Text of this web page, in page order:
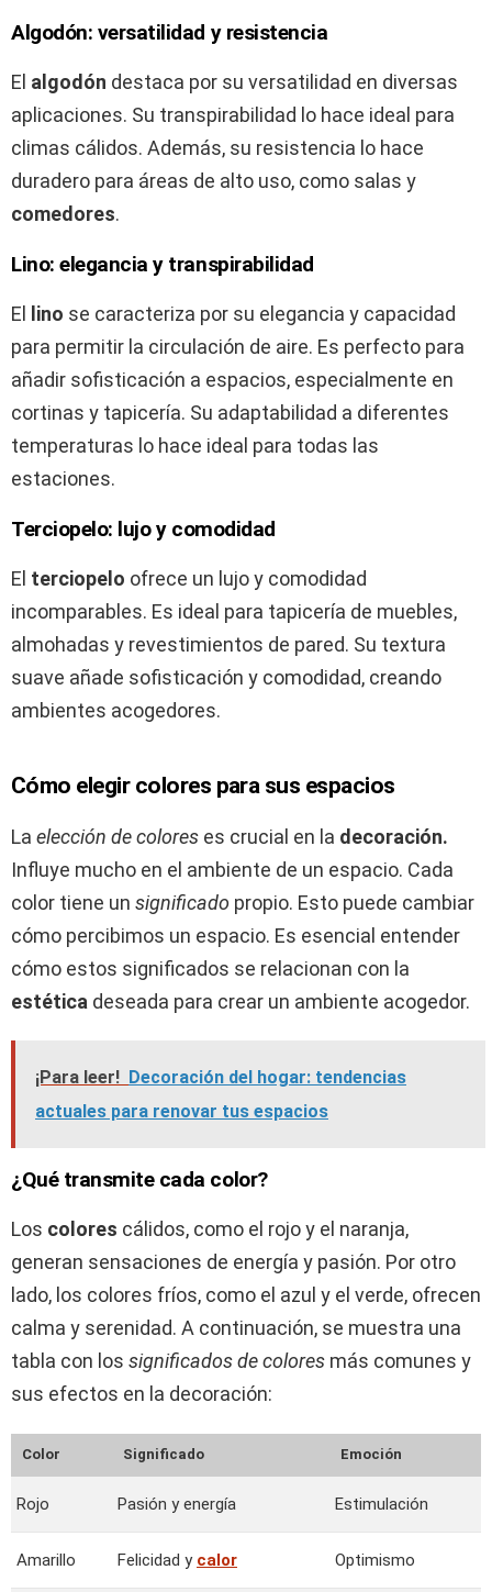
Algodón: versatilidad y resistencia
El algodón destaca por su versatilidad en diversas
aplicaciones. Su transpirabilidad lo hace ideal para
climas cálidos. Además, su resistencia lo hace
duradero para áreas de alto uso, como salas y
comedores.
Lino: elegancia y transpirabilidad
El lino se caracteriza por su elegancia y capacidad
para permitir la circulación de aire. Es perfecto para
añadir sofisticación a espacios, especialmente en
cortinas y tapicería. Su adaptabilidad a diferentes
temperaturas lo hace ideal para todas las
estaciones.
Terciopelo: lujo y comodidad
El terciopelo ofrece un lujo y comodidad
incomparables. Es ideal para tapicería de muebles,
almohadas y revestimientos de pared. Su textura
suave añade sofisticación y comodidad, creando
ambientes acogedores.
Cómo elegir colores para sus espacios
La elección de colores es crucial en la decoración.
Influye mucho en el ambiente de un espacio. Cada
color tiene un significado propio. Esto puede cambiar
cómo percibimos un espacio. Es esencial entender
cómo estos significados se relacionan con la
estética deseada para crear un ambiente acogedor.
¡Para leer! Decoración del hogar: tendencias
actuales para renovar tus espacios
¿Qué transmite cada color?
Los colores cálidos, como el rojo y el naranja,
generan sensaciones de energía y pasión. Por otro
lado, los colores fríos, como el azul y el verde, ofrecen
calma y serenidad. A continuación, se muestra una
tabla con los significados de colores más comunes y
sus efectos en la decoración:
Color Significado Emoción
Rojo Pasión y energía Estimulación
Amarillo Felicidad y calor Optimismo